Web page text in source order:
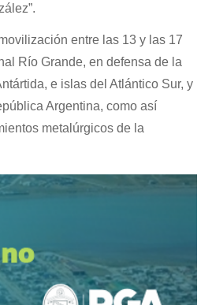
entre las 13 y las 17
Río Grande, en defensa de la
e islas del Atlántico Sur, y
Argentina, como así
metalúrgicos de la